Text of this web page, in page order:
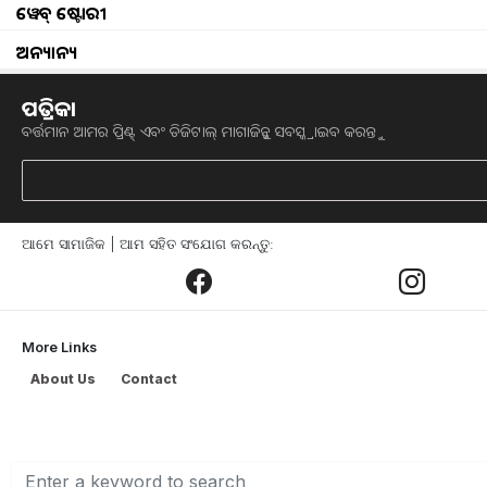
ୱେବ୍ ଷ୍ଟୋରୀ
ଅନ୍ୟାନ୍ୟ
ପତ୍ରିକା
ବର୍ତ୍ତମାନ ଆମର ପ୍ରିଣ୍ଟ୍ ଏବଂ ଡିଜିଟାଲ୍ ମାଗାଜିନ୍କୁ ସବସ୍କ୍ରାଇବ କରନ୍ତୁ
ଆମେ ସାମାଜିକ | ଆମ ସହିତ ସଂଯୋଗ କରନ୍ତୁ:
More Links
About Us
Contact
Bihar Government giving 70 % subsidy on
Fish farming can be done along with paddy
Farmers will get free fish seeds, know how
National Fish Farmer’s Day 2023 Celebration
Fish pond care in different season